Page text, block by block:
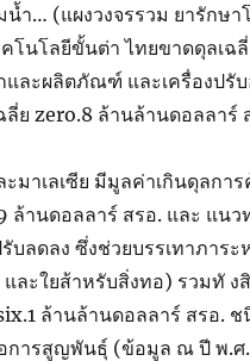
… (แผงวงจรรวม ยารักษา
โนโลยีขั้นต่า ไทยขาดดุลเฉ
ละผลิตภัณฑ์ และเครื่องปรั
ย zero.8 ล้านล้านดอลลาร์
มาเลเซีย มีมูลค่าเกินดุลการ
ล้านดอลลาร์ สรอ. และ แนว
บลดลง ซึ่งช่วยบรรเทาภาระ
ละใยส้าหรับสิ่งทอ) รวมทั ง
ล้านล้านดอลลาร์ สรอ.
การสูญพันธุ์ (ข้อมูล ณ ปี พ.